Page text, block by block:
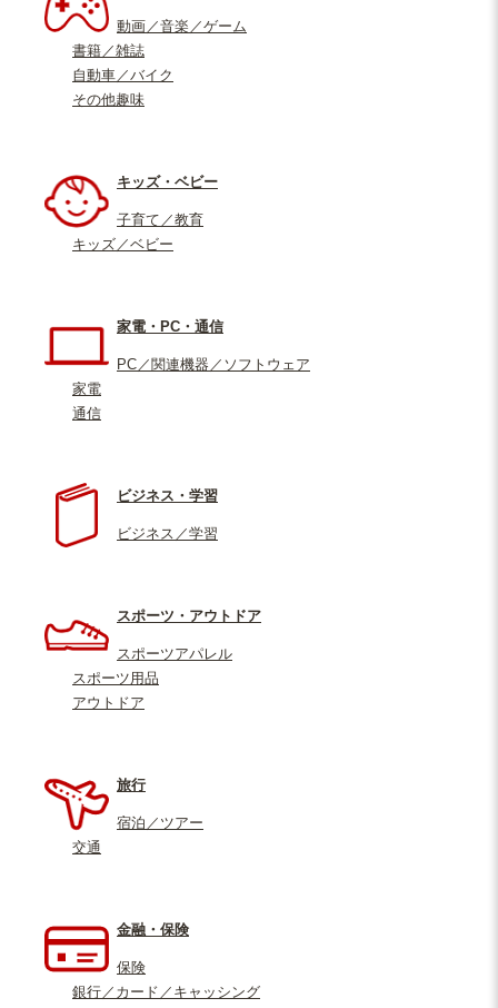
動画／音楽／ゲーム
書籍／雑誌
自動車／バイク
その他趣味
キッズ・ベビー
子育て／教育
キッズ／ベビー
家電・PC・通信
PC／関連機器／ソフトウェア
家電
通信
ビジネス・学習
ビジネス／学習
スポーツ・アウトドア
スポーツアパレル
スポーツ用品
アウトドア
旅行
宿泊／ツアー
交通
金融・保険
保険
銀行／カード／キャッシング